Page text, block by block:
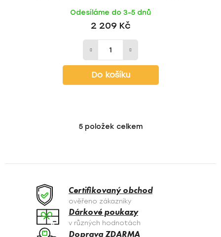
Odesíláme do 3-5 dnů
2 209 Kč
Do košíku
O
á
c
í
p
r
5položek celkem
Certifikovaný obchod
ověřeno zákazníky
Dárkové poukazy
v různých hodnotách
Doprava ZDARMA